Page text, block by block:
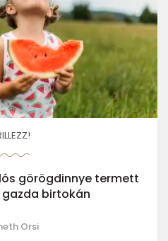
görögdinnye termett
birtokán
Orsi